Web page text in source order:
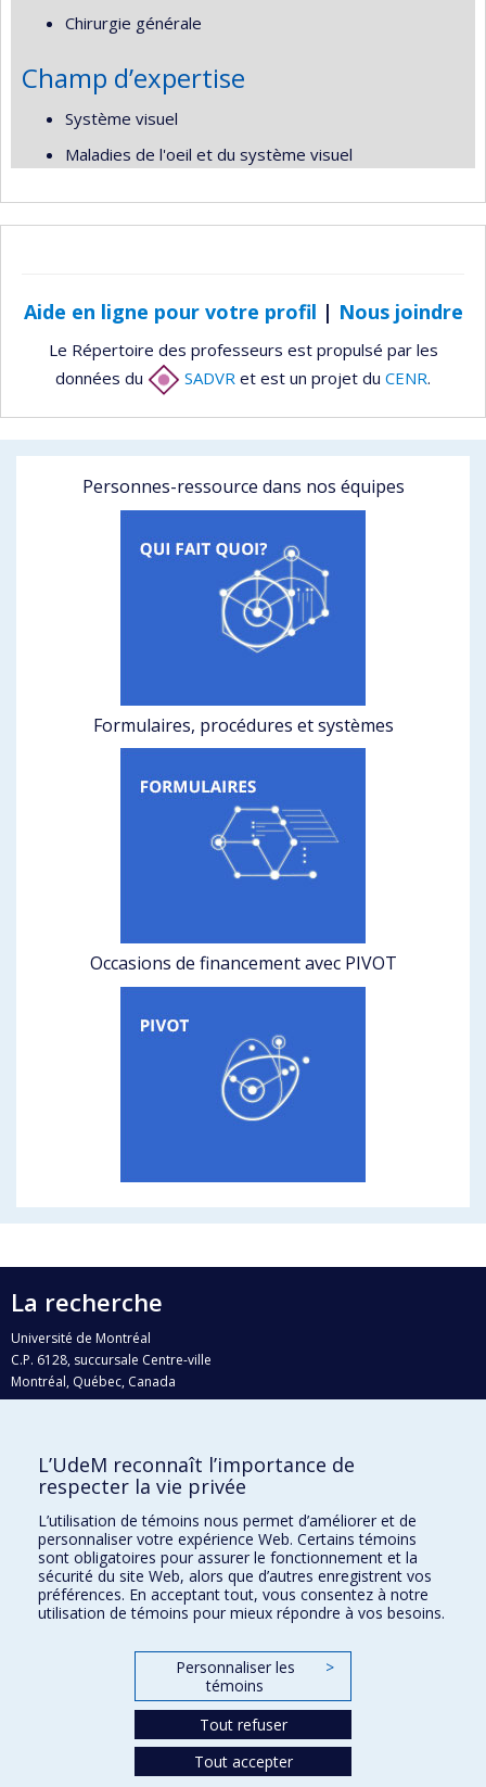
Chirurgie générale
Champ d’expertise
Système visuel
Maladies de l'oeil et du système visuel
Aide en ligne pour votre profil | Nous joindre
Le Répertoire des professeurs est propulsé par les
données du
SADVR et est un projet du CENR.
Personnes-ressource dans nos équipes
Formulaires, procédures et systèmes
Occasions de financement avec PIVOT
La recherche
Université de Montréal
C.P. 6128, succursale Centre-ville
Montréal, Québec, Canada
H3C 3J7
Qui fait quoi?
Nous trouver
Plan du site
Accessibilité
L’UdeM reconnaît l’importance de
respecter la vie privée
L’utilisation de témoins nous permet d’améliorer et de
personnaliser votre expérience Web. Certains témoins
sont obligatoires pour assurer le fonctionnement et la
sécurité du site Web, alors que d’autres enregistrent vos
préférences. En acceptant tout, vous consentez à notre
utilisation de témoins pour mieux répondre à vos besoins.
Personnaliser les
témoins
>
Tout refuser
Tout accepter